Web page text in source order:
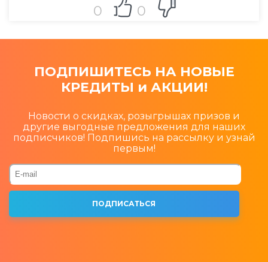
0 0
ПОДПИШИТЕСЬ НА НОВЫЕ
КРЕДИТЫ и АКЦИИ!
Новости о скидках, розыгрышах призов и
другие выгодные предложения для наших
подписчиков! Подпишись на рассылку и узнай
первым!